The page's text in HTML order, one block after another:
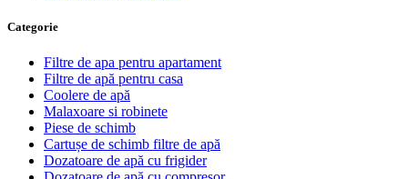
Сategorie
Filtre de apa pentru apartament
Filtre de apă pentru casa
Coolere de apă
Malaxoare si robinete
Piese de schimb
Cartușe de schimb filtre de apă
Dozatoare de apă cu frigider